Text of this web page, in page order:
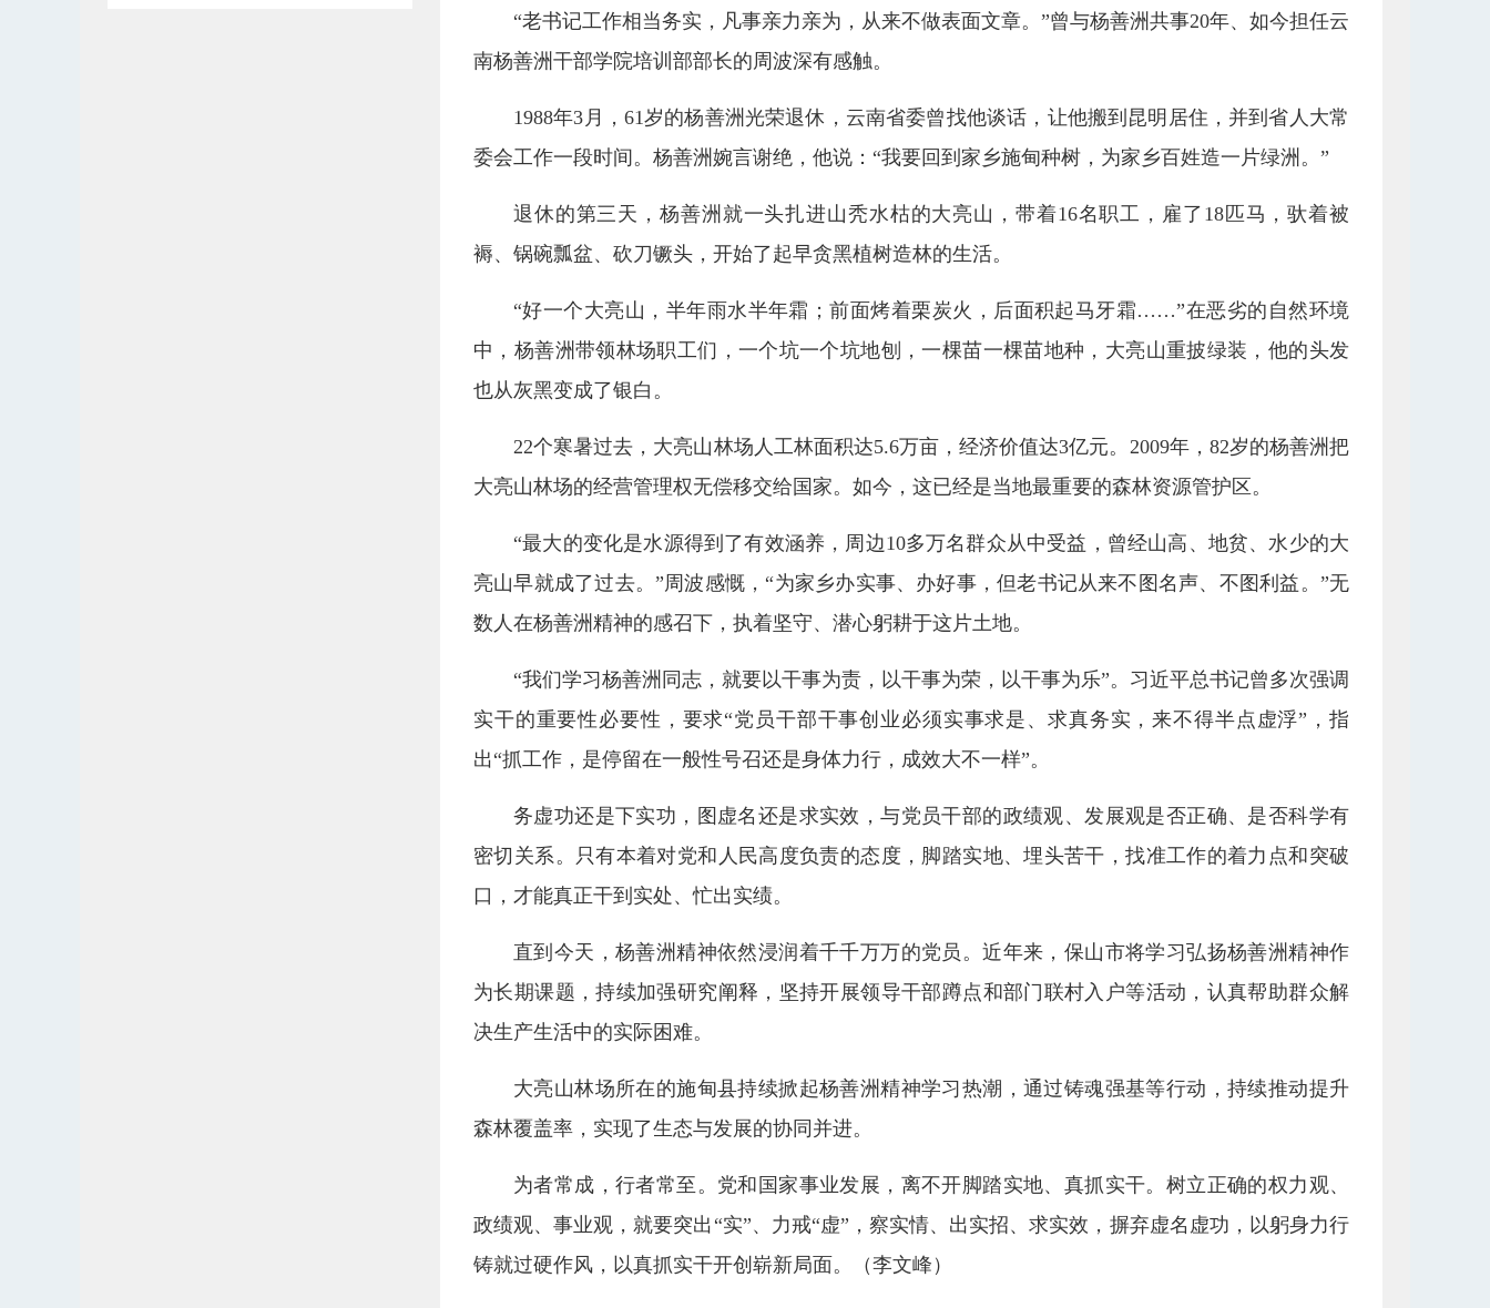
“老书记工作相当务实，凡事亲力亲为，从来不做表面文章。”曾与杨善洲共事20年、如今担任云
南杨善洲干部学院培训部部长的周波深有感触。
1988年3月，61岁的杨善洲光荣退休，云南省委曾找他谈话，让他搬到昆明居住，并到省人大常
委会工作一段时间。杨善洲婉言谢绝，他说：“我要回到家乡施甸种树，为家乡百姓造一片绿洲。”
退休的第三天，杨善洲就一头扎进山秃水枯的大亮山，带着16名职工，雇了18匹马，驮着被
褥、锅碗瓢盆、砍刀镢头，开始了起早贪黑植树造林的生活。
“好一个大亮山，半年雨水半年霜；前面烤着栗炭火，后面积起马牙霜……”在恶劣的自然环境
中，杨善洲带领林场职工们，一个坑一个坑地刨，一棵苗一棵苗地种，大亮山重披绿装，他的头发
也从灰黑变成了银白。
22个寒暑过去，大亮山林场人工林面积达5.6万亩，经济价值达3亿元。2009年，82岁的杨善洲把
大亮山林场的经营管理权无偿移交给国家。如今，这已经是当地最重要的森林资源管护区。
“最大的变化是水源得到了有效涵养，周边10多万名群众从中受益，曾经山高、地贫、水少的大
亮山早就成了过去。”周波感慨，“为家乡办实事、办好事，但老书记从来不图名声、不图利益。”无
数人在杨善洲精神的感召下，执着坚守、潜心躬耕于这片土地。
“我们学习杨善洲同志，就要以干事为责，以干事为荣，以干事为乐”。习近平总书记曾多次强调
实干的重要性必要性，要求“党员干部干事创业必须实事求是、求真务实，来不得半点虚浮”，指
出“抓工作，是停留在一般性号召还是身体力行，成效大不一样”。
务虚功还是下实功，图虚名还是求实效，与党员干部的政绩观、发展观是否正确、是否科学有
密切关系。只有本着对党和人民高度负责的态度，脚踏实地、埋头苦干，找准工作的着力点和突破
口，才能真正干到实处、忙出实绩。
直到今天，杨善洲精神依然浸润着千千万万的党员。近年来，保山市将学习弘扬杨善洲精神作
为长期课题，持续加强研究阐释，坚持开展领导干部蹲点和部门联村入户等活动，认真帮助群众解
决生产生活中的实际困难。
大亮山林场所在的施甸县持续掀起杨善洲精神学习热潮，通过铸魂强基等行动，持续推动提升
森林覆盖率，实现了生态与发展的协同并进。
为者常成，行者常至。党和国家事业发展，离不开脚踏实地、真抓实干。树立正确的权力观、
政绩观、事业观，就要突出“实”、力戒“虚”，察实情、出实招、求实效，摒弃虚名虚功，以躬身力行
铸就过硬作风，以真抓实干开创崭新局面。（李文峰）